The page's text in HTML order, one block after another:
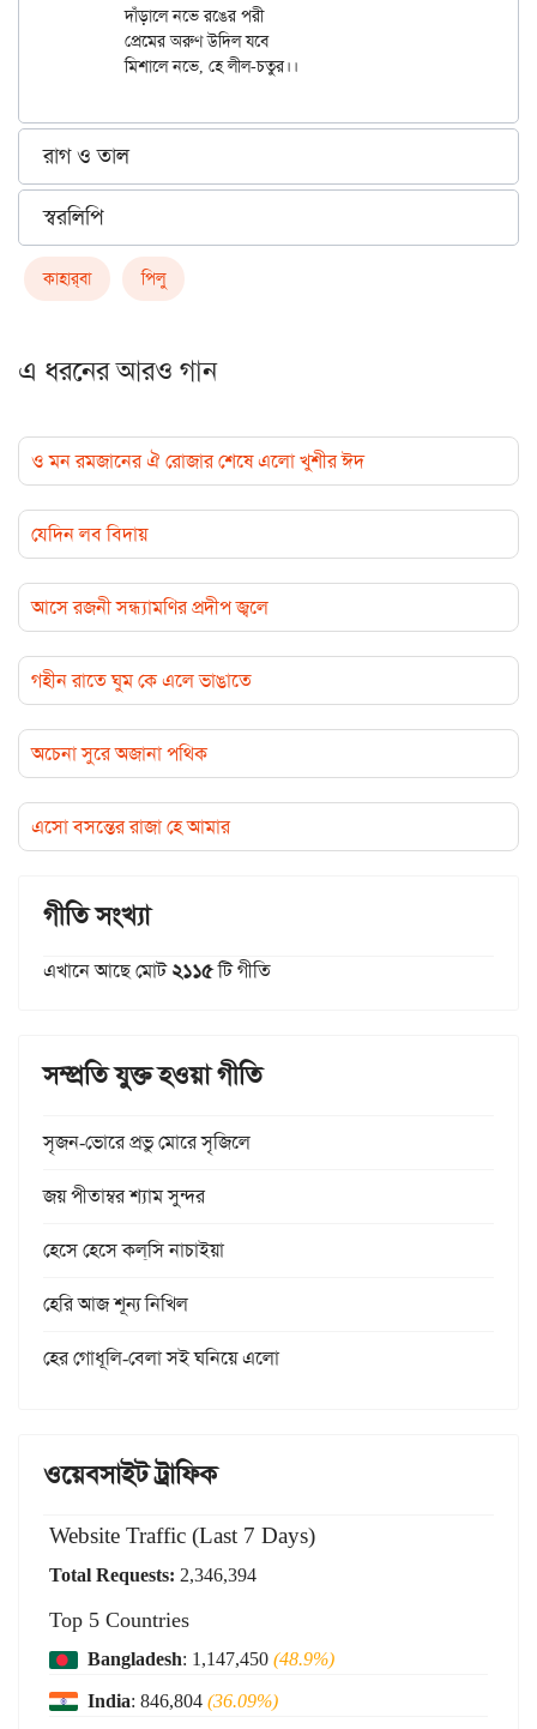
	দাঁড়ালে নভে রঙের পরী
রাগ ও তাল
স্বরলিপি
কাহার্‌বা পিলু
এ ধরনের আরও গান
ও মন রমজানের ঐ রোজার শেষে এলো খুশীর ঈদ
যেদিন লব বিদায়
আসে রজনী সন্ধ্যামণির প্রদীপ জ্বলে
গহীন রাতে ঘুম কে এলে ভাঙাতে
অচেনা সুরে অজানা পথিক
এসো বসন্তের রাজা হে আমার
গীতি সংখ্যা
এখানে আছে মোট২১১৫টি গীতি
সম্প্রতি যুক্ত হওয়া গীতি
সৃজন-ভোরে প্রভু মোরে সৃজিলে
জয় পীতাম্বর শ্যাম সুন্দর
হেসে হেসে কল্‌সি নাচাইয়া
হেরি আজ শূন্য নিখিল
হের গোধূলি-বেলা সই ঘনিয়ে এলো
ওয়েবসাইট ট্রাফিক
Website Traffic (Last 7 Days)
Total Requests: 2,346,394
Top 5 Countries
Bangladesh: 1,147,450(48.9%)
India: 846,804(36.09%)